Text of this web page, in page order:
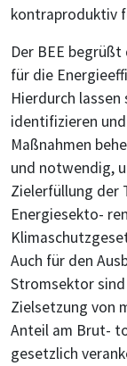
kontraproduktiv
Der BEE
für die
Hierdurch
identifizieren
Maßnahmen
und notwendig,
Zielerfüllung der
Energiesekto-
Auch für den
Stromsektor
Zielsetzung von
Anteil am Brut-
gesetzlich